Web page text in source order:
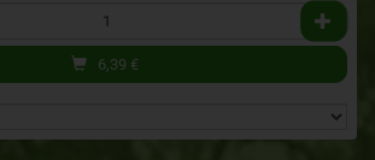
6,39 €